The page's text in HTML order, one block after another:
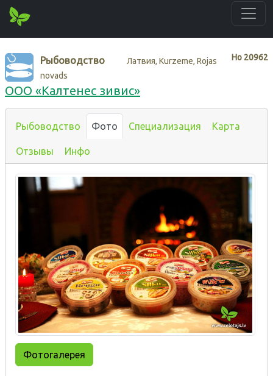
Нo 20962
Рыбоводство
Латвия, Kurzeme, Rojas
novads
ООО «Калтенес зивис»
Рыбоводство Фото Специализация Карта
Отзывы Инфо
Фотогалерея